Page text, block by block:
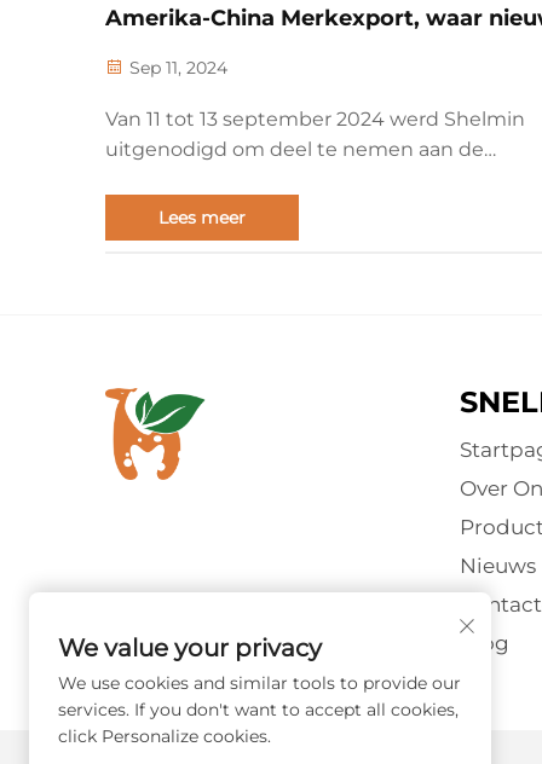
Amerika-China Merkexport, waar
diepgaand werden verkend
Sep 11, 2024
Van 11 tot 13 september 2024 werd Shelmin
uitgenodigd om deel te nemen aan de
Amerika-Chinees merkexport in 2024,
in het Los Angeles Convention Center (1201 S.
Lees meer
Over
Nieuws
Blog
We value your privacy
We use cookies and similar tools to provide our
services. If you don't want to accept all cookies,
click Personalize cookies.